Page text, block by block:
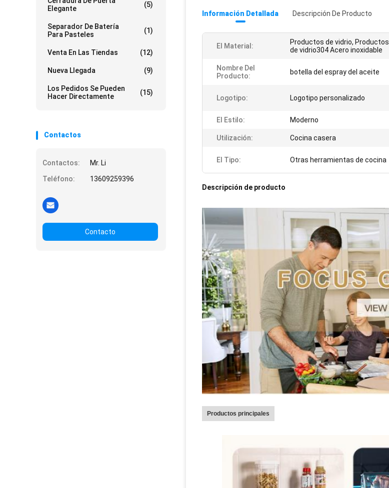
Elegante
(5)
Separador De Batería
Para Pasteles
(1)
Venta En Las Tiendas (12)
Nueva Llegada (9)
Los Pedidos Se Pueden
Hacer Directamente
(15)
Contactos
Contactos:
Mr. Li
Teléfono:
13609259396
Contacto
Información Detallada Descripción De Producto
El Material:
Productos de vidrio, Productos
de vidrio304 Acero inoxidable
Nombre Del
Producto:
botella del espray del aceite
Logotipo: Logotipo personalizado
El Estilo: Moderno
Utilización: Cocina casera
El Tipo: Otras herramientas de cocina
Descripción de producto
Productos principales